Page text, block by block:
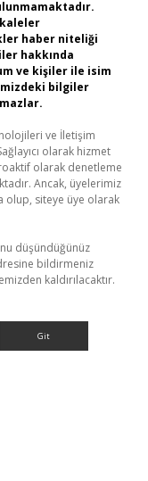
haber niteliği
hakkında
ve kişiler ile isim
bilgiler
ve İletişim
olarak hizmet
olarak denetleme
Ancak, üyelerimiz
olup, siteye üye olarak
düşündüğünüz
bildirmeniz
kaldırılacaktır.